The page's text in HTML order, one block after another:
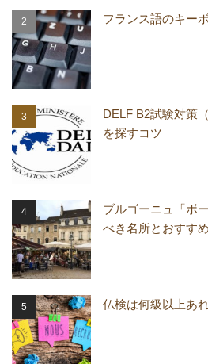
フランス語のキー
DELF B2試験対策
を探すコツ
ブルゴーニュ「ボ
べき名所とおすす
仏検は何級以上あ